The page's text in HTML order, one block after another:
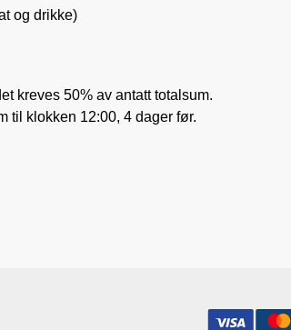
og drikke)
kreves 50% av antatt totalsum.
til klokken 12:00, 4 dager før.